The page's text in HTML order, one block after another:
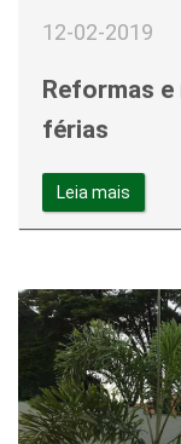
12-02-2019
Reformas
férias
Leia mais